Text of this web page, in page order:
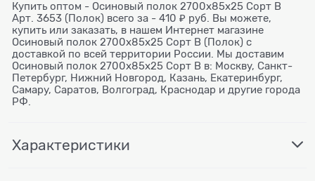
Купить оптом - Осиновый полок 2700x85x25 Сорт B
Арт. 3653 (Полок) всего за - 410 ₽ руб. Вы можете,
купить или заказать, в нашем Интернет магазине
Осиновый полок 2700x85x25 Сорт B (Полок) с
доставкой по всей территории России. Мы доставим
Осиновый полок 2700x85x25 Сорт B в: Москву, Санкт-
Петербург, Нижний Новгород, Казань, Екатеринбург,
Самару, Саратов, Волгоград, Краснодар и другие города
РФ.
Характеристики